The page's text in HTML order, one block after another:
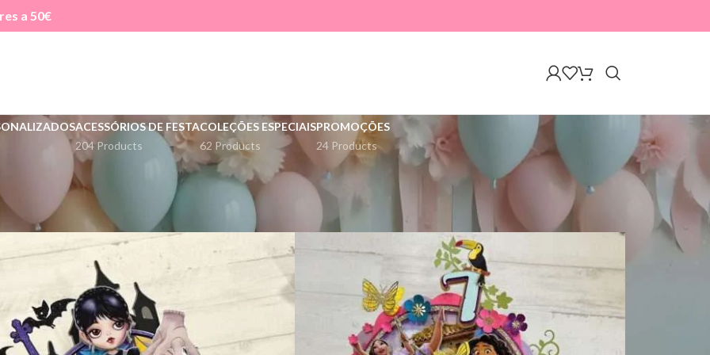
a 50€
ACESSÓRIOS DE FESTA
204 Products
COLEÇÕES ESPECIAIS
62 Products
PROMOÇÕES
24 Products
A mostrar 1–12 de 26 resultados
9 24